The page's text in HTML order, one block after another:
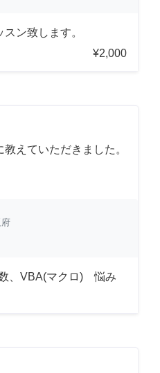
ン致します。
¥2,000
えていただきました。
府
、VBA(マクロ) 悩み